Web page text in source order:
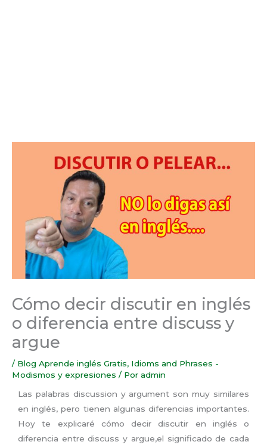
Cómo decir discutir en inglés
o diferencia entre discuss y
argue
/ Blog Aprende inglés Gratis, Idioms and Phrases -
Modismos y expresiones / Por admin
Las palabras discussion y argument son muy similares
en inglés, pero tienen algunas diferencias importantes.
Hoy te explicaré cómo decir discutir en inglés o
diferencia entre discuss y argue,el significado de cada